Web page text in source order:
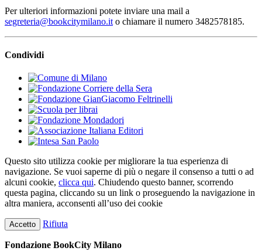
Per ulteriori informazioni potete inviare una mail a
segreteria@bookcitymilano.it o chiamare il numero 3482578185.
Condividi
Questo sito utilizza cookie per migliorare la tua esperienza di
navigazione. Se vuoi saperne di più o negare il consenso a tutti o ad
alcuni cookie, clicca qui. Chiudendo questo banner, scorrendo
questa pagina, cliccando su un link o proseguendo la navigazione in
altra maniera, acconsenti all’uso dei cookie
Accetto Rifiuta
Fondazione BookCity Milano